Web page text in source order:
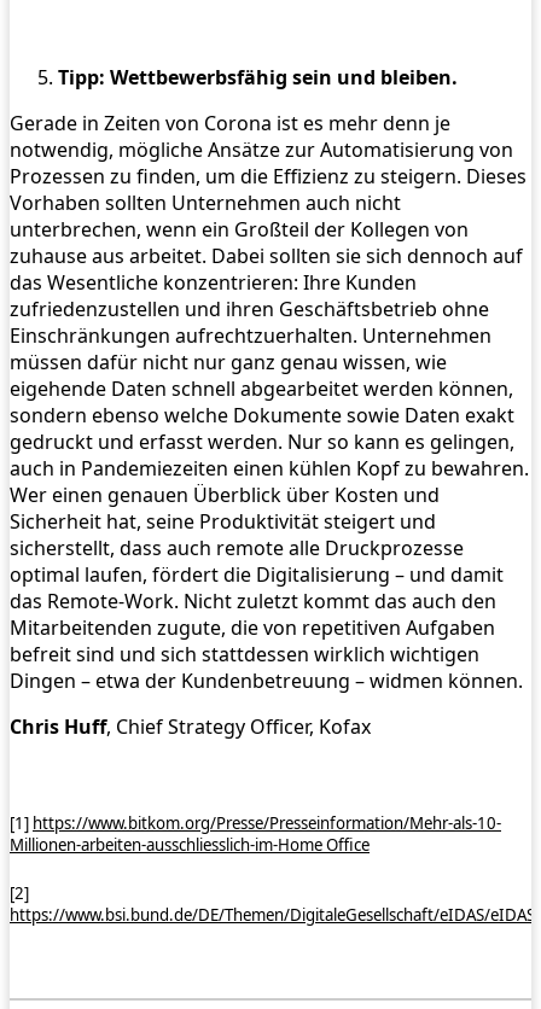
Tipp: Wettbewerbsfähig sein und bleiben.
Gerade in Zeiten von Corona ist es mehr denn je
notwendig, mögliche Ansätze zur Automatisierung von
Prozessen zu finden, um die Effizienz zu steigern. Dieses
Vorhaben sollten Unternehmen auch nicht
unterbrechen, wenn ein Großteil der Kollegen von
zuhause aus arbeitet. Dabei sollten sie sich dennoch auf
das Wesentliche konzentrieren: Ihre Kunden
zufriedenzustellen und ihren Geschäftsbetrieb ohne
Einschränkungen aufrechtzuerhalten. Unternehmen
müssen dafür nicht nur ganz genau wissen, wie
eigehende Daten schnell abgearbeitet werden können,
sondern ebenso welche Dokumente sowie Daten exakt
gedruckt und erfasst werden. Nur so kann es gelingen,
auch in Pandemiezeiten einen kühlen Kopf zu bewahren.
Wer einen genauen Überblick über Kosten und
Sicherheit hat, seine Produktivität steigert und
sicherstellt, dass auch remote alle Druckprozesse
optimal laufen, fördert die Digitalisierung – und damit
das Remote-Work. Nicht zuletzt kommt das auch den
Mitarbeitenden zugute, die von repetitiven Aufgaben
befreit sind und sich stattdessen wirklich wichtigen
Dingen – etwa der Kundenbetreuung – widmen können.
Chris Huff, Chief Strategy Officer, Kofax
[1] https://www.bitkom.org/Presse/Presseinformation/Mehr-als-10-
Millionen-arbeiten-ausschliesslich-im-Home Office
[2]
https://www.bsi.bund.de/DE/Themen/DigitaleGesellschaft/eIDAS/